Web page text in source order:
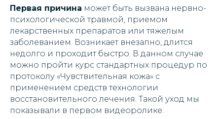
Первая причина может быть вызвана нервно-
психологической травмой, приемом
лекарственных препаратов или тяжелым
заболеванием. Возникает внезапно, длится
недолго и проходит быстро. В данном случае
можно пройти курс стандартных процедур по
протоколу «Чувствительная кожа» с
применением средств технологии
восстановительного лечения. Такой уход мы
показывали в первом видеоролике.